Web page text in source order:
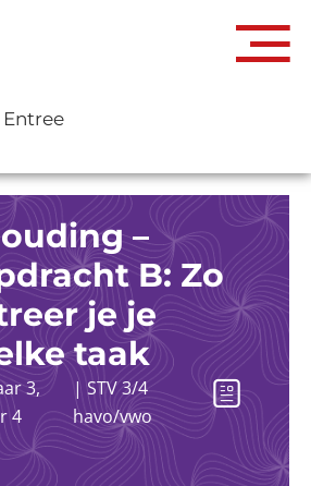
–
B: Zo
je je
taak
3,
4
|STV 3/4
havo/vwo